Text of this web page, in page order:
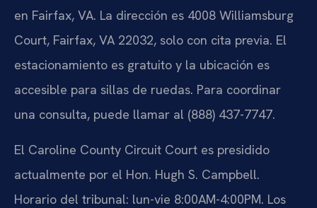
en Fairfax, VA. La dirección es 4008 Williamsburg
Court, Fairfax, VA 22032, solo con cita previa. El
estacionamiento es gratuito y la ubicación es
accesible para sillas de ruedas. Para coordinar
una consulta, puede llamar al (888) 437-7747.
El Caroline County Circuit Court es presidido
actualmente por el Hon. Hugh S. Campbell.
Horario del tribunal: lun-vie 8:00AM-4:00PM. Los